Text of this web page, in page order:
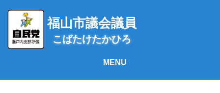
ス
福山市議会議員
こばたけたかひろ